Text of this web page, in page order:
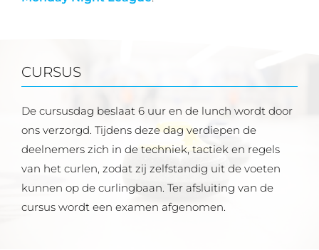
CURSUS
De cursusdag beslaat 6 uur en de lunch wordt door
ons verzorgd. Tijdens deze dag verdiepen de
deelnemers zich in de techniek, tactiek en regels
van het curlen, zodat zij zelfstandig uit de voeten
kunnen op de curlingbaan. Ter afsluiting van de
cursus wordt een examen afgenomen.